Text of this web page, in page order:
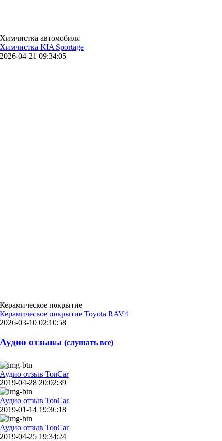
Химчистка автомобиля
Химчистка KIA Sportage
2026-04-21 09:34:05
Керамическое покрытие
Керамическое покрытие Toyota RAV4
2026-03-10 02:10:58
Аудио отзывы (слушать все)
Аудио отзыв TonCar
2019-04-28 20:02:39
Аудио отзыв TonCar
2019-01-14 19:36:18
Аудио отзыв TonCar
2019-04-25 19:34:24